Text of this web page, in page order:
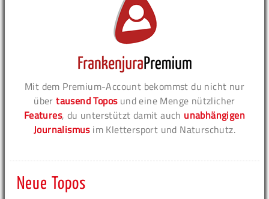
Mit dem Premium-Account bekommst du nicht nur
übertausend Toposund eine Menge nützlicher
Features, du unterstützt damit auch unabhängigen
Journalismusim Klettersport und Naturschutz.
Neue Topos